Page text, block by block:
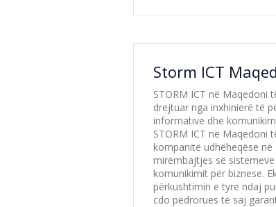
Storm ICT
STORM ICT në Maqedoni
drejtuar nga inxhinierë të
informative dhe
STORM ICT në Maqedoni
kompanitë udhëheqëse
mirëmbajtjes së
komunikimit për biznese.
përkushtimin e tyre ndaj
cdo pëdrorues të saj